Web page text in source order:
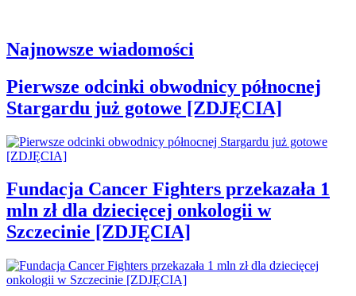
Najnowsze wiadomości
Pierwsze odcinki obwodnicy północnej
Stargardu już gotowe [ZDJĘCIA]
Fundacja Cancer Fighters przekazała 1
mln zł dla dziecięcej onkologii w
Szczecinie [ZDJĘCIA]